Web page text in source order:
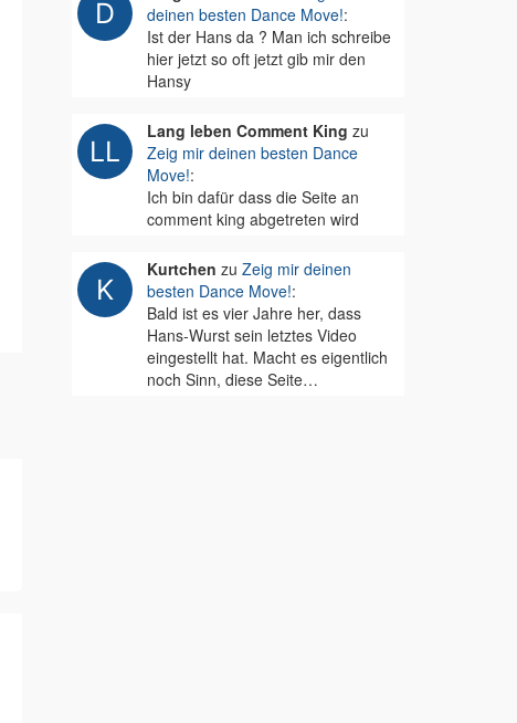
deinen besten Dance Move!:
Ist der Hans da ? Man ich schreibe
hier jetzt so oft jetzt gib mir den
Hansy
Lang leben Comment King zu
Zeig mir deinen besten Dance
Move!:
Ich bin dafür dass die Seite an
comment king abgetreten wird
Kurtchen zu Zeig mir deinen
besten Dance Move!:
Bald ist es vier Jahre her, dass
Hans-Wurst sein letztes Video
eingestellt hat. Macht es eigentlich
noch Sinn, diese Seite…